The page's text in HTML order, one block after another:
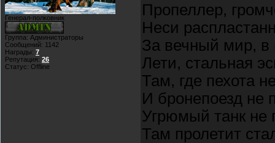
Генерал-полковник
Группа: Администраторы
Сообщений: 1142
Награды: 7
Репутация: 26
Статус: Offline
Пропеллер,
Неси
За вечный мир, в
Лети, стальная
Там, где пехота
И бронепоезд не
Угрюмый танк не
Там пролетит